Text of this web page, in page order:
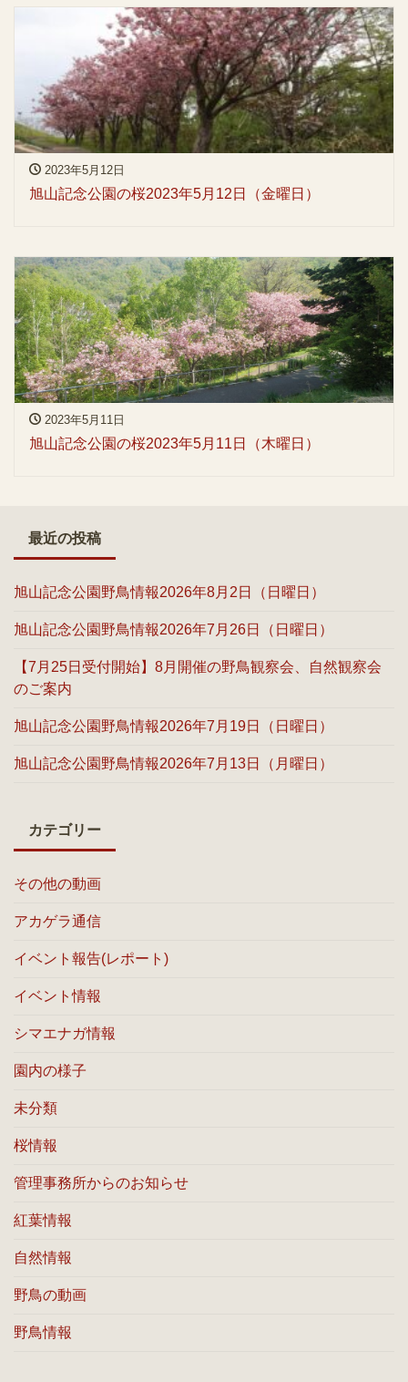
2023年5月12日
旭山記念公園の桜2023年5月12日（金曜日）
2023年5月11日
旭山記念公園の桜2023年5月11日（木曜日）
最近の投稿
旭山記念公園野鳥情報2026年8月2日（日曜日）
旭山記念公園野鳥情報2026年7月26日（日曜日）
【7月25日受付開始】8月開催の野鳥観察会、自然観察会
のご案内
旭山記念公園野鳥情報2026年7月19日（日曜日）
旭山記念公園野鳥情報2026年7月13日（月曜日）
カテゴリー
その他の動画
アカゲラ通信
イベント報告(レポート)
イベント情報
シマエナガ情報
園内の様子
未分類
桜情報
管理事務所からのお知らせ
紅葉情報
自然情報
野鳥の動画
野鳥情報